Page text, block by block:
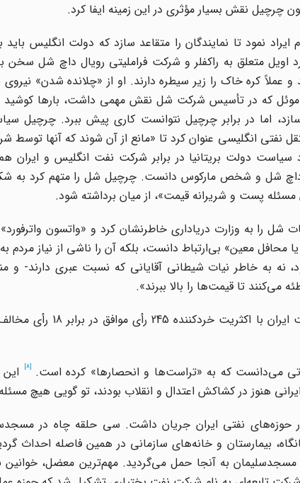
چرچیل نقش بسیار مؤثری در این زمینه ایفا کرد.
نمود تا نمایندگان را متقاعد سازد که دولت انگلیس
اویل متعلق به راکفلر و شرکت فراملیتی رویال داچ شل
و عملاً کره خاک را زیر سیطره دارند. او از «چلانده شدن»
که در تأسیس شرکت شل نقش مهمی داشت، بارها کوشید
اما در برابر چرچیل نتوانست کاری پیش ببرد. چرچیل
انگلیسی عنوان کرد تا «مانع از آن شوند که آنها
دولت بریتانیا در برابر شرکت نفت انگلیس و ایران
شل و شخص مارکوس دانست. چرچیل شل را متهم کرد به
مسئله پست و شریرانه قیمت»، از میان برداشته شود.
شل را به وزارت دریاداری خاطرنشان کرد و «واتسون
معین» بی‌ارتباط دانست، بلکه آن را ناشی از نیاز مردم
نه به خاطر نیات شیطانی آقایانی که نسبت عبری دارند- و
می‌کنند تا قیمت‌ها را بالا ببرند».
بالاخره مشارکت دولت
می‌دانست که به «تراست‌ها و انحصار‌ها» کرده است. [8]
هنوز در کشاکش اعتدال و انقلاب بودند، تو گویی هیچ
عملیات مهمی در حوزه‌های نفتی ایران جریان داشت. سی حلقه چاه
بیمارستان و خانه‌های سازمانی در همین فاصله احداث
به آنجا حمل می‌گردید. مهم‌ترین معضل، خوانین